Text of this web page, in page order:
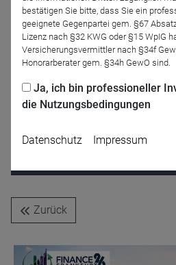
Flavio Carpenzano
Capital Group Capital Group
Zurück
bestätigen Sie bitte, dass Sie ein
geeignete Gegenpartei gem. §67
Lizenz nach §32 KWG oder §15 WpIG
Versicherungsvermittler nach §34f
Honorarberater gem. §34h GewO sind.
Ja, ich bin professioneller
die Nutzungsbedingungen
Datenschutz Impressum